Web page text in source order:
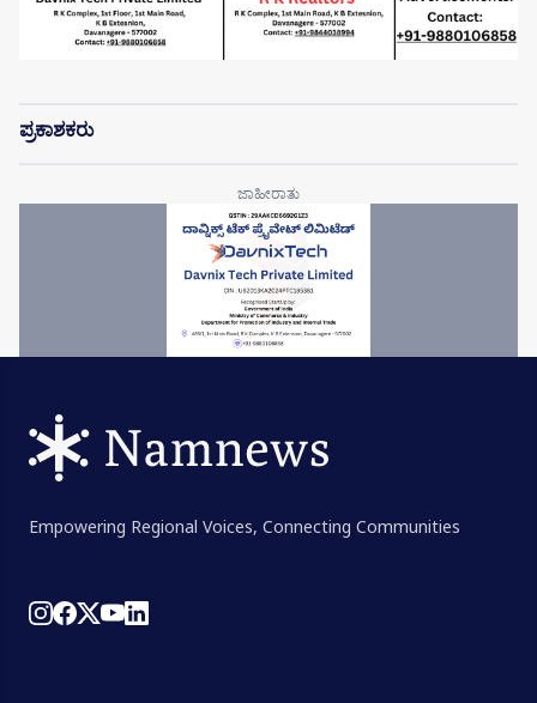
ಪ್ರಕಾಶಕರು
Empowering Regional Voices, Connecting Communities